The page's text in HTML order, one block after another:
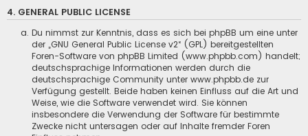
4. GENERAL PUBLIC LICENSE
Du nimmst zur Kenntnis, dass es sich bei phpBB um eine unter
der „GNU General Public License v2“ (GPL) bereitgestellten
Foren-Software von phpBB Limited (www.phpbb.com) handelt;
deutschsprachige Informationen werden durch die
deutschsprachige Community unter www.phpbb.de zur
Verfügung gestellt. Beide haben keinen Einfluss auf die Art und
Weise, wie die Software verwendet wird. Sie können
insbesondere die Verwendung der Software für bestimmte
Zwecke nicht untersagen oder auf Inhalte fremder Foren